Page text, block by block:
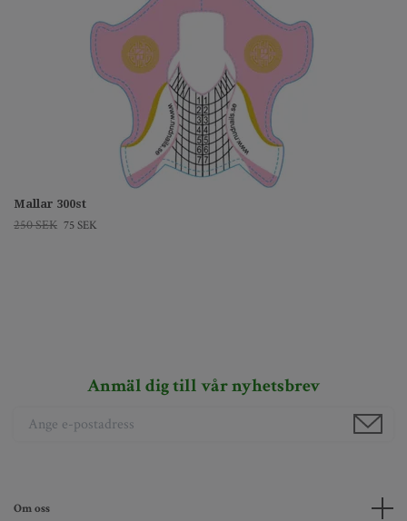
Mallar 300st
250 SEK 75 SEK
Anmäl dig till vår nyhetsbrev
Om oss